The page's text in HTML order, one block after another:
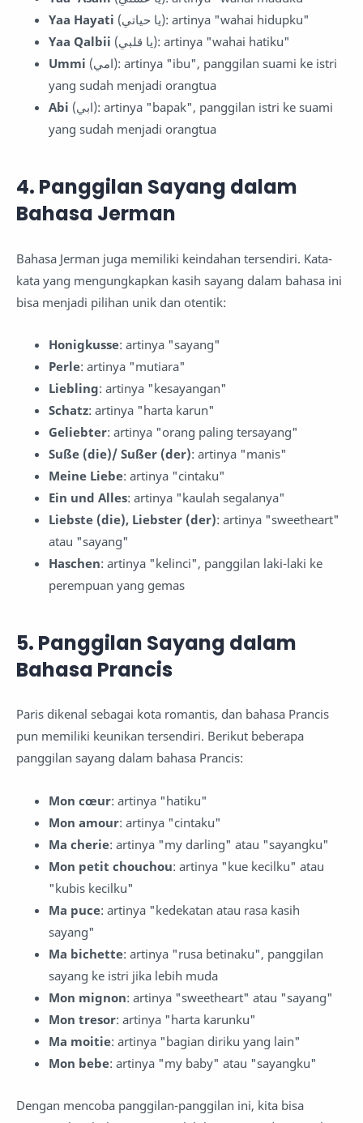
Yaa Hayati
(يا حياتي): artinya "wahai hidupku"
Yaa Qalbii
(يا قلبي): artinya "wahai hatiku"
Ummi (امي): artinya "ibu", panggilan suami ke istri
yang sudah menjadi orangtua
Abi (ابي): artinya "bapak", panggilan istri ke suami
yang sudah menjadi orangtua
4. Panggilan Sayang dalam
Bahasa Jerman
Bahasa Jerman juga memiliki keindahan tersendiri. Kata-
kata yang mengungkapkan kasih sayang dalam bahasa ini
bisa menjadi pilihan unik dan otentik:
Honigkusse: artinya "sayang"
Perle: artinya "mutiara"
Liebling: artinya "kesayangan"
Schatz: artinya "harta karun"
Geliebter: artinya "orang paling tersayang"
Suße (die)/ Sußer (der): artinya "manis"
Meine Liebe: artinya "cintaku"
Ein und Alles: artinya "kaulah segalanya"
Liebste (die), Liebster (der): artinya "sweetheart"
atau "sayang"
Haschen: artinya "kelinci", panggilan laki-laki ke
perempuan yang gemas
5. Panggilan Sayang dalam
Bahasa Prancis
Paris dikenal sebagai kota romantis, dan bahasa Prancis
pun memiliki keunikan tersendiri. Berikut beberapa
panggilan sayang dalam bahasa Prancis:
Mon cœur: artinya "hatiku"
Mon amour: artinya "cintaku"
Ma cherie: artinya "my darling" atau "sayangku"
Mon petit chouchou: artinya "kue kecilku" atau
"kubis kecilku"
Ma puce: artinya "kedekatan atau rasa kasih
sayang"
Ma bichette: artinya "rusa betinaku", panggilan
sayang ke istri jika lebih muda
Mon mignon: artinya "sweetheart" atau "sayang"
Mon tresor: artinya "harta karunku"
Ma moitie: artinya "bagian diriku yang lain"
Mon bebe: artinya "my baby" atau "sayangku"
Dengan mencoba panggilan-panggilan ini, kita bisa